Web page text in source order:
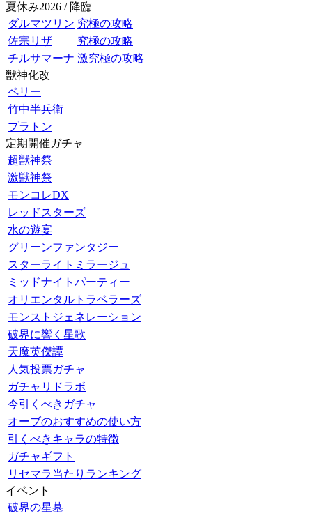
夏休み2026 / 降臨
ダルマツリン 究極の攻略
佐宗リザ
究極の攻略
チルサマーナ 激究極の攻略
獣神化改
ペリー
竹中半兵衛
プラトン
定期開催ガチャ
超獣神祭
激獣神祭
モンコレDX
レッドスターズ
水の遊宴
グリーンファンタジー
スターライトミラージュ
ミッドナイトパーティー
オリエンタルトラベラーズ
モンストジェネレーション
破界に響く星歌
天魔英傑譚
人気投票ガチャ
ガチャリドラボ
今引くべきガチャ
オーブのおすすめの使い方
引くべきキャラの特徴
ガチャギフト
リセマラ当たりランキング
イベント
破界の星墓